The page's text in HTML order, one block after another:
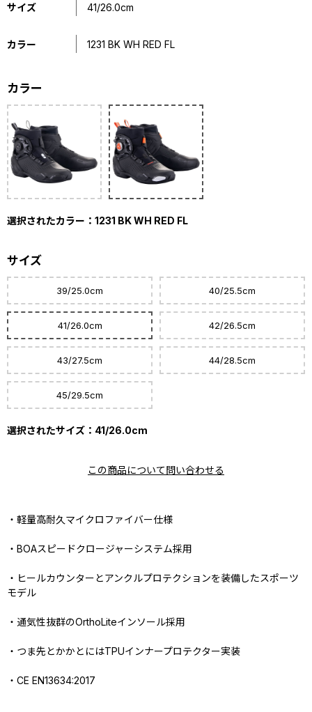
サイズ 41/26.0cm
カラー 1231 BK WH RED FL
カラー
選択されたカラー：1231 BK WH RED FL
サイズ
39/25.0cm 40/25.5cm
41/26.0cm 42/26.5cm
43/27.5cm 44/28.5cm
45/29.5cm
選択されたサイズ：41/26.0cm
この商品について問い合わせる
・軽量高耐久マイクロファイバー仕様
・BOAスピードクロージャーシステム採用
・ヒールカウンターとアンクルプロテクションを装備したスポーツ
モデル
・通気性抜群のOrthoLiteインソール採用
・つま先とかかとにはTPUインナープロテクター実装
・CE EN13634:2017